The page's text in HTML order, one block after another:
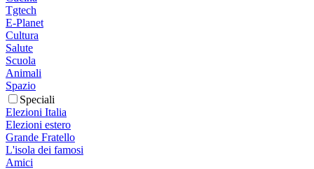
Tgtech
E-Planet
Cultura
Salute
Scuola
Animali
Spazio
Speciali
Elezioni Italia
Elezioni estero
Grande Fratello
L'isola dei famosi
Amici